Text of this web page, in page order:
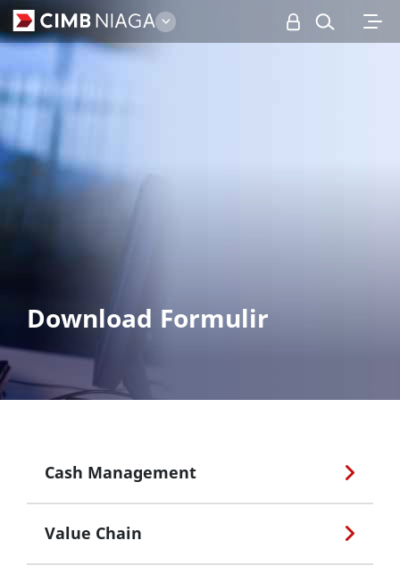
Business
Download Formulir
Cash Management
Value Chain